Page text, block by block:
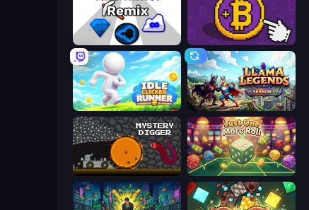
Idle Mine: Remix Money Maker
Idle Clicker Runner Llama Legends
Mystery Digger Just One More Roll